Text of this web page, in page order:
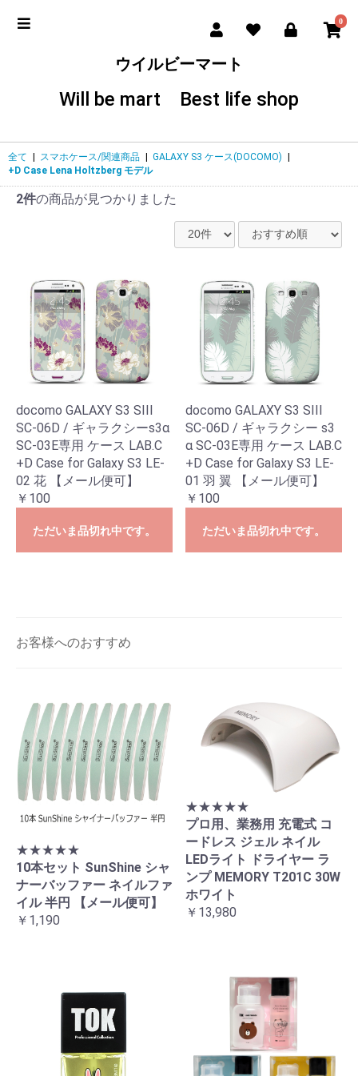
0
ウイルビーマート
Will be mart Best life shop
全て スマホケース/関連商品 GALAXY S3 ケース(DOCOMO)
+D Case Lena Holtzberg モデル
2件の商品が見つかりました
docomo GALAXY S3 SIII
SC-06D / ギャラクシーs3α
SC-03E専用 ケース LAB.C
+D Case for Galaxy S3 LE-
02 花 【メール便可】
￥100
ただいま品切れ中です。
docomo GALAXY S3 SIII
SC-06D / ギャラクシー s3
α SC-03E専用 ケース LAB.C
+D Case for Galaxy S3 LE-
01 羽 翼 【メール便可】
￥100
ただいま品切れ中です。
お客様へのおすすめ
★★★★★
10本セット SunShine シャ
ナーバッファー ネイルファ
イル 半円 【メール便可】
￥1,190
★★★★★
プロ用、業務用 充電式 コ
ードレス ジェル ネイル
LEDライト ドライヤー ラ
ンプ MEMORY T201C 30W
ホワイト
￥13,980